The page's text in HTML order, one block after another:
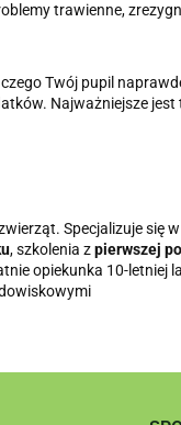
trawienne,
Twój pupil
Najważniejsze
Specjalizuje się
, szkolenia zpierwszej
opiekunka 10-letniej